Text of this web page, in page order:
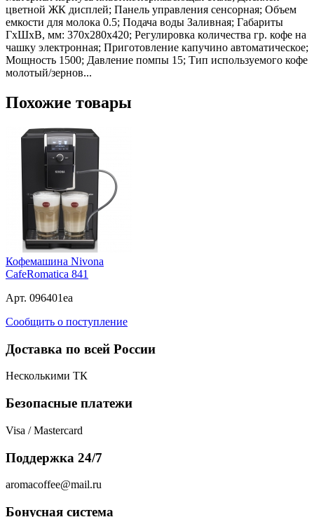
цветной ЖК дисплей; Панель управления сенсорная; Объем
емкости для молока 0.5; Подача воды Заливная; Габариты
ГхШхВ, мм: 370х280х420; Регулировка количества гр. кофе на
чашку электронная; Приготовление капучино автоматическое;
Мощность 1500; Давление помпы 15; Тип используемого кофе
молотый/зернов...
Похожие товары
Кофемашина Nivona
CafeRomatica 841
Арт. 096401ea
Сообщить о поступление
Доставка по всей России
Несколькими ТК
Безопасные платежи
Visa / Mastercard
Поддержка 24/7
aromacoffee@mail.ru
Бонусная система